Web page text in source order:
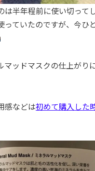
は半年程前に使い切って
っていたのですが、今ひ
マッドマスクの仕上がり
感などは初めて購入した